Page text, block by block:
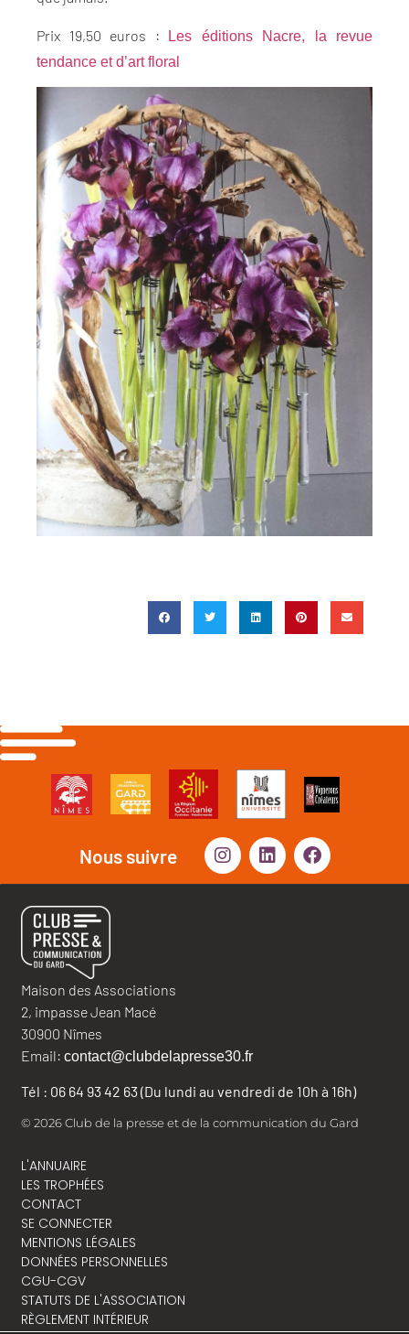
Prix 19,50 euros :
Les éditions Nacre, la revue
tendance et d’art floral
Nous suivre
Maison des Associations
2, impasse Jean Macé
30900 Nîmes
Email: contact@clubdelapresse30.fr
Tél : 06 64 93 42 63 (Du lundi au vendredi de 10h à 16h)
© 2026 Club de la presse et de la communication du Gard
L'ANNUAIRE
LES TROPHÉES
CONTACT
SE CONNECTER
MENTIONS LÉGALES
DONNÉES PERSONNELLES
CGU-CGV
STATUTS DE L'ASSOCIATION
RÈGLEMENT INTÉRIEUR